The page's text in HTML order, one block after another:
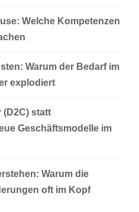
Welche Kompetenzen
Warum der Bedarf im
explodiert
(D2C) statt
Geschäftsmodelle im
Warum die
oft im Kopf